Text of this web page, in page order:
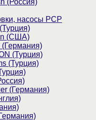
(Россия)
насосы PCP
(США)
(Германия)
(Турция)
(Турция)
(Германия)